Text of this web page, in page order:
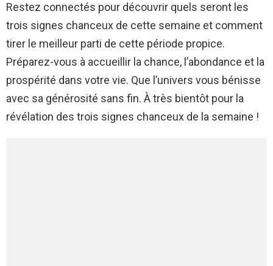
Restez connectés pour découvrir quels seront les
trois signes chanceux de cette semaine et comment
tirer le meilleur parti de cette période propice.
Préparez-vous à accueillir la chance, l’abondance et la
prospérité dans votre vie. Que l’univers vous bénisse
avec sa générosité sans fin. À très bientôt pour la
révélation des trois signes chanceux de la semaine !